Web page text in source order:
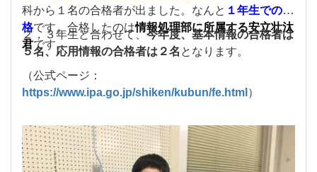
科から１名の合格者が出ました。なんと １年生での合
格です。合格したのは情報処理部に所属する安立壮汰
君です。
２，３年生と合わせて、今年度、基本情報の合格者は
５名、応用情報の合格者は２名 となります。
（公式ページ：
https://www.ipa.go.jp/shiken/kubun/fe.html ）